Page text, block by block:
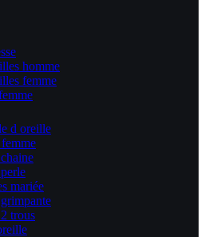
homme
femme
d oreille
mariée
trous